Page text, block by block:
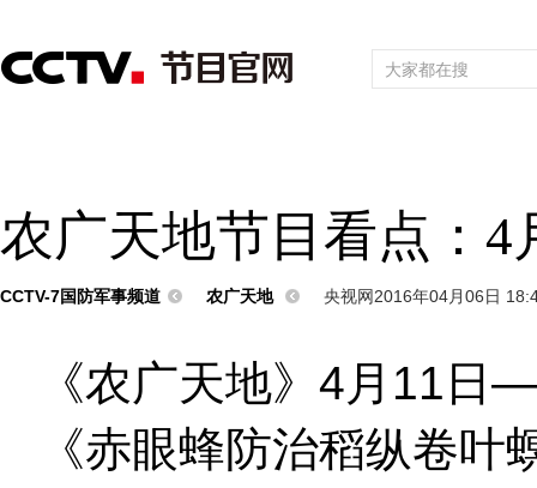
农广天地节目看点：4
CCTV-7国防军事频道 农广天地 央视网2016年04月06日
《农广天地》4月11
《赤眼蜂防治稻纵卷叶